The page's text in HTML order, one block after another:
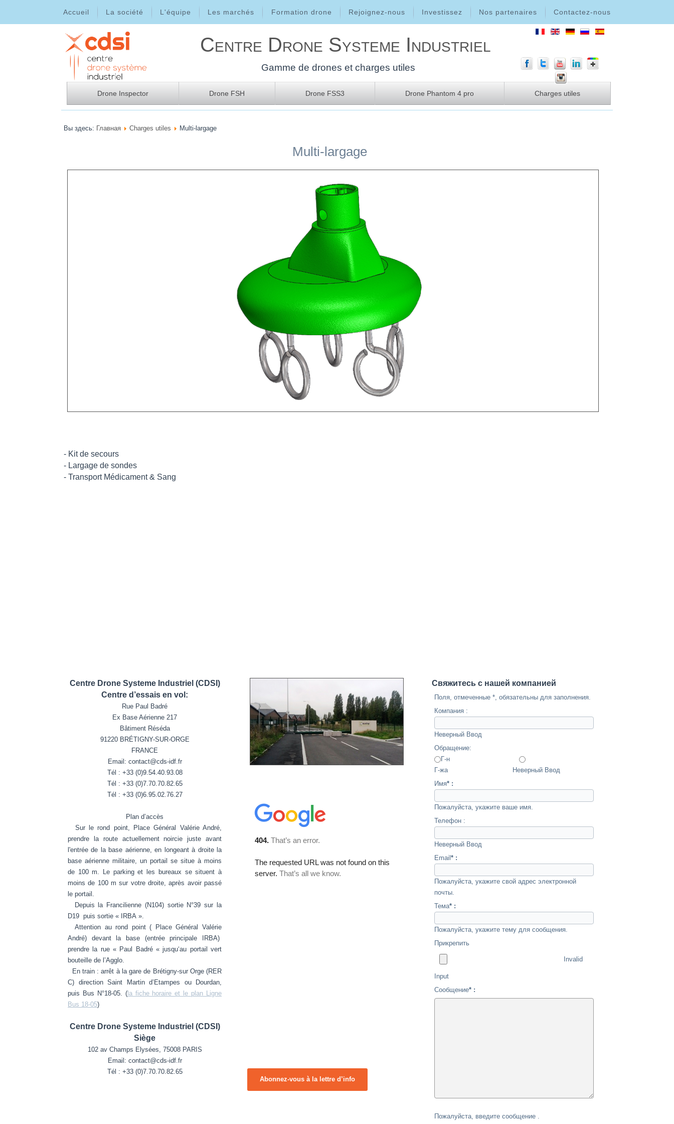
Centre Drone Systeme Industriel
Drone Inspector Drone FSH Drone FSS3 Drone Phantom 4 pro Charges utiles
Gamme de drones et charges utiles
Accueil La société L'équipe Les marchés Formation drone Rejoignez-nous Investissez Nos partenaires Contactez-nous
Вы здесь: Главная Charges utiles Multi-largage
Multi-largage
- Kit de secours
- Largage de sondes
- Transport Médicament & Sang
Centre Drone Systeme Industriel (CDSI)
Centre d’essais en vol:
Rue Paul Badré
Ex Base Aérienne 217
Bâtiment Réséda
91220 BRÉTIGNY-SUR-ORGE
FRANCE
Email: contact@cds-idf.fr
Tél : +33 (0)9.54.40.93.08
Tél : +33 (0)7.70.70.82.65
Tél : +33 (0)6.95.02.76.27
Plan d’accès
Sur le rond point, Place Général Valérie André,
prendre la route actuellement noircie juste avant
l'entrée de la base aérienne, en longeant à droite la
base aérienne militaire, un portail se situe à moins
de 100 m. Le parking et les bureaux se situent à
moins de 100 m sur votre droite, après avoir passé
le portail.
Depuis la Francilienne (N104) sortie N°39 sur la
D19 puis sortie « IRBA ».
Attention au rond point ( Place Général Valérie
André) devant la base (entrée principale IRBA)
prendre la rue « Paul Badré « jusqu‘au portail vert
bouteille de l’Agglo.
En train : arrêt à la gare de Brétigny-sur Orge (RER
C) direction Saint Martin d’Etampes ou Dourdan,
puis Bus N°18-05. (la fiche horaire et le plan Ligne
Bus 18-05)
Centre Drone Systeme Industriel (CDSI)
Siège
102 av Champs Elysées, 75008 PARIS
Email: contact@cds-idf.fr
Tél : +33 (0)7.70.70.82.65
Abonnez-vous à la lettre d’info
Свяжитесь с нашей компанией
Поля, отмеченные *, обязательны для заполнения.
Компания :
Неверный Ввод
Обращение:
Г-н
Г-жа
Неверный Ввод
Имя* :
Пожалуйста, укажите ваше имя.
Телефон :
Неверный Ввод
Email * :
Пожалуйста, укажите свой адрес электронной
почты.
Тема* :
Пожалуйста, укажите тему для сообщения.
Прикрепить
Invalid
Input
Сообщение* :
Пожалуйста, введите сообщение .